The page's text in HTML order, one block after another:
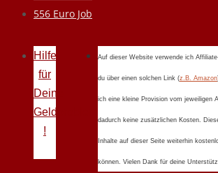
556 Euro Job
Hilfe
für
Deine
Geldprobleme
!
Auf dieser Website verwende ich
du über einen solchen Link (z.B. Amazon
ich eine kleine Provision vom jeweiligen
dadurch keine zusätzlichen Kosten.
Inhalte auf dieser Seite weiterhin
können. Vielen Dank für deine